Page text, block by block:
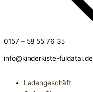
0157 – 58 55 76 35
info@kinderkiste-fuldatal.de
Ladengeschäft